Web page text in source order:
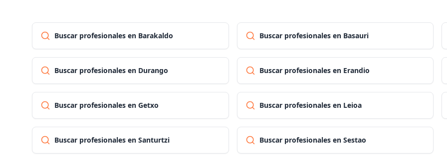
Buscar profesionales en Barakaldo Buscar profesionales en Basauri
Buscar profesionales en Durango Buscar profesionales en Erandio
Buscar profesionales en Getxo Buscar profesionales en Leioa
Buscar profesionales en Santurtzi Buscar profesionales en Sestao